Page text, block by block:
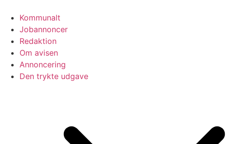
indhold
Kommunalt
Jobannoncer
Redaktion
Om avisen
Annoncering
Den trykte udgave